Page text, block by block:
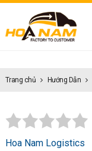
Trang chủ Hướng Dẫn
Hoa Nam Logistics